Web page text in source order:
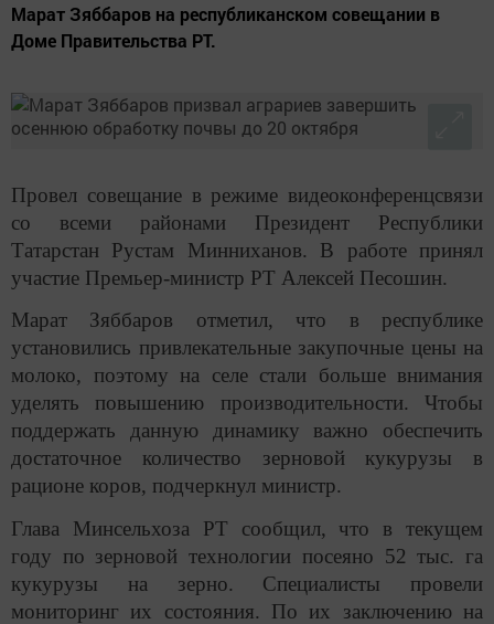
Марат Зяббаров на республиканском совещании в
Доме Правительства РТ.
Провел совещание в режиме видеоконференцсвязи
со всеми районами Президент Республики
Татарстан Рустам Минниханов. В работе принял
участие Премьер-министр РТ Алексей Песошин.
Марат Зяббаров отметил, что в республике
установились привлекательные закупочные цены на
молоко, поэтому на селе стали больше внимания
уделять повышению производительности. Чтобы
поддержать данную динамику важно обеспечить
достаточное количество зерновой кукурузы в
рационе коров, подчеркнул министр.
Глава Минсельхоза РТ сообщил, что в текущем
году по зерновой технологии посеяно 52 тыс. га
кукурузы на зерно. Специалисты провели
мониторинг их состояния. По их заключению на